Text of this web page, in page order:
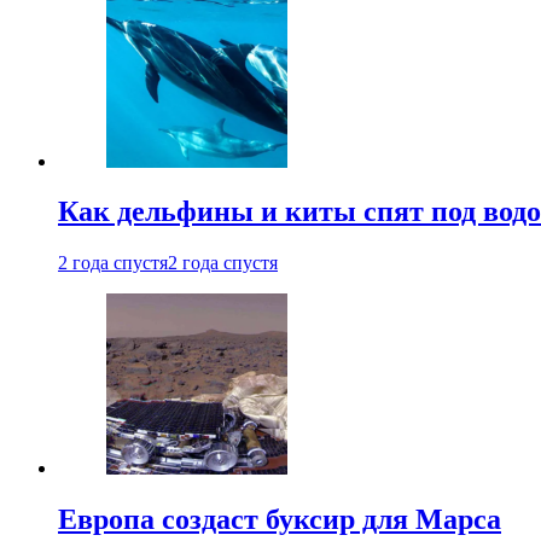
Как дельфины и киты спят под
2 года спустя2 года спустя
Европа создаст буксир для Марса